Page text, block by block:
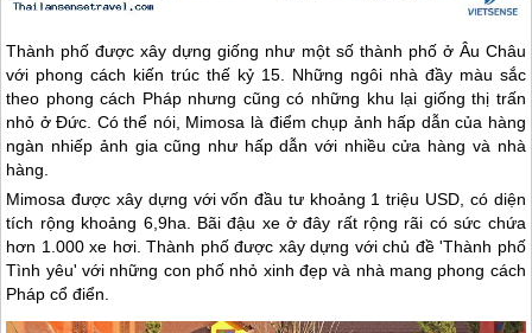
Thành phố được xây dựng giống như một số thành phố ở Âu Châu
với phong cách kiến trúc thế kỷ 15. Những ngôi nhà đầy màu sắc
theo phong cách Pháp nhưng cũng có những khu lại giống thị trấn
nhỏ ở Đức. Có thể nói, Mimosa là điểm chụp ảnh hấp dẫn của hàng
ngàn nhiếp ảnh gia cũng như hấp dẫn với nhiều cửa hàng và nhà
hàng.
Mimosa được xây dựng với vốn đầu tư khoảng 1 triệu USD, có diện
tích rộng khoảng 6,9ha. Bãi đậu xe ở đây rất rộng rãi có sức chứa
hơn 1.000 xe hơi. Thành phố được xây dựng với chủ đề 'Thành phố
Tình yêu' với những con phố nhỏ xinh đẹp và nhà mang phong cách
Pháp cổ điển.